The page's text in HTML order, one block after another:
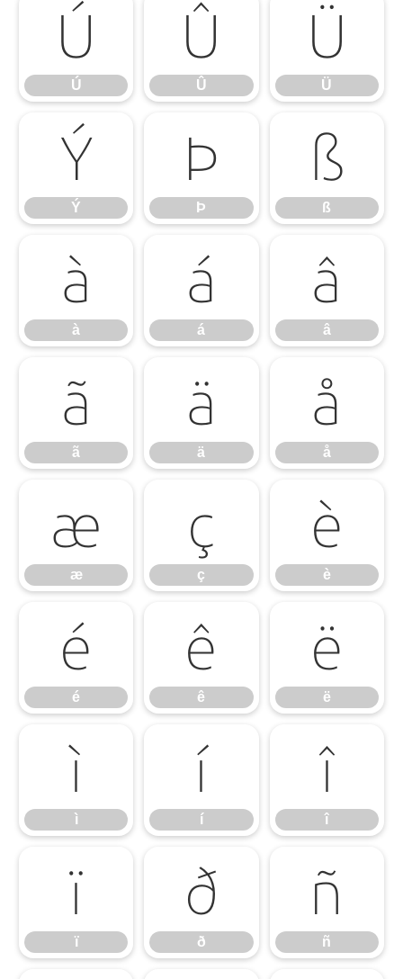
Ú
Ú
Û
Û
Ü
Ü
Ý
Ý
Þ
Þ
ß
ß
à
à
á
á
â
â
ã
ã
ä
ä
å
å
æ
æ
ç
ç
è
è
é
é
ê
ê
ë
ë
ì
ì
í
í
î
î
ï
ï
ð
ð
ñ
ñ